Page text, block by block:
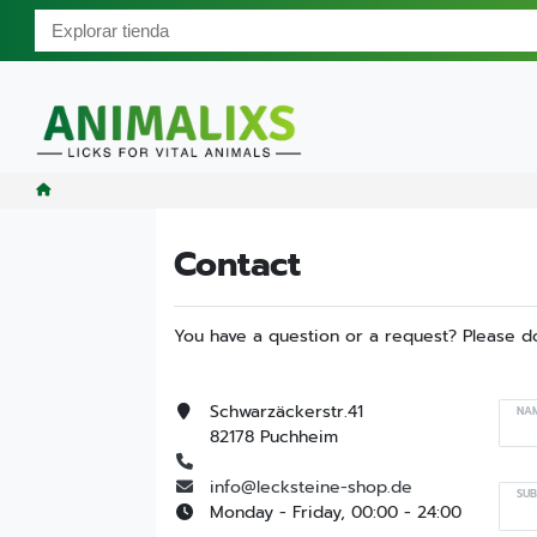
Contact
You have a question or a request? Please
Schwarzäckerstr.41
82178 Puchheim
info@lecksteine-shop.de
Monday - Friday, 00:00 - 24:00